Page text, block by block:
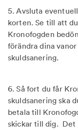
5. Avsluta
korten. Se till att
Kronofogden
förändra dina
skuldsanering.
6. Så fort du får
skuldsanering ska
betala till
skickar till dig. Det